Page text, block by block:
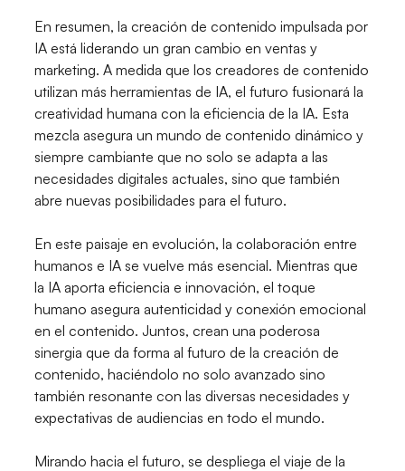
En resumen, la creación de contenido impulsada por
IA está liderando un gran cambio en ventas y
marketing. A medida que los creadores de contenido
utilizan más herramientas de IA, el futuro fusionará la
creatividad humana con la eficiencia de la IA. Esta
mezcla asegura un mundo de contenido dinámico y
siempre cambiante que no solo se adapta a las
necesidades digitales actuales, sino que también
abre nuevas posibilidades para el futuro.
En este paisaje en evolución, la colaboración entre
humanos e IA se vuelve más esencial. Mientras que
la IA aporta eficiencia e innovación, el toque
humano asegura autenticidad y conexión emocional
en el contenido. Juntos, crean una poderosa
sinergia que da forma al futuro de la creación de
contenido, haciéndolo no solo avanzado sino
también resonante con las diversas necesidades y
expectativas de audiencias en todo el mundo.
Mirando hacia el futuro, se despliega el viaje de la